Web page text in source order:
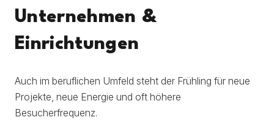
Unternehmen &
Einrichtungen
Auch im beruflichen Umfeld steht der Frühling für neue
Projekte, neue Energie und oft höhere
Besucherfrequenz.